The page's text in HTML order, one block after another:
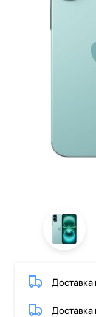
Доставка
Доставка